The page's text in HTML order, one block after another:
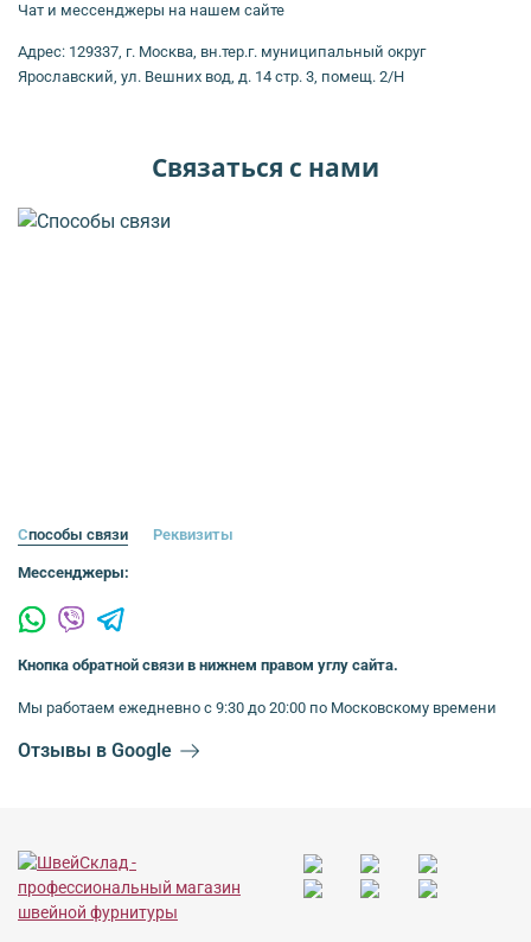
Чат и мессенджеры на нашем сайте
Адрес: 129337, г. Москва, вн.тер.г. муниципальный округ
Ярославский, ул. Вешних вод, д. 14 стр. 3, помещ. 2/Н
Связаться с нами
Способы связи Реквизиты
Мессенджеры:
Кнопка обратной связи в нижнем правом углу сайта.
Мы работаем ежедневно с 9:30 до 20:00 по Московскому времени
Отзывы в Google